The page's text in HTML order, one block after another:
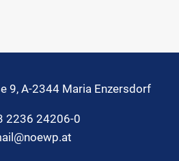
9, A-2344 Maria Enzersdorf
2236 24206-0